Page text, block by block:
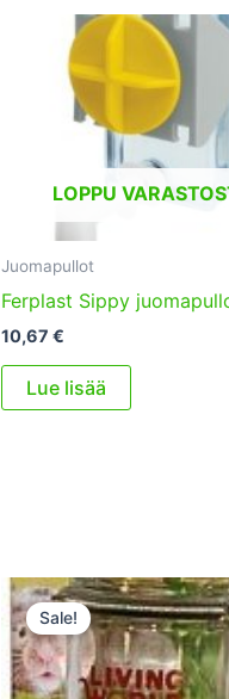
LOPPU
Juomapullot
Ferplast Sippy
10,67 €
Lue lisää
Sale!